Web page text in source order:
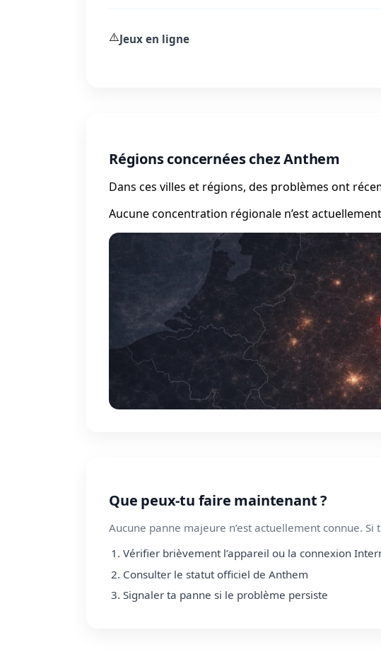
⚠️Jeux en ligne
Régions concernées chez Anthem
Dans ces villes et régions, des problèmes ont
Aucune concentration régionale n’est
Que peux-tu faire maintenant ?
Aucune panne majeure n’est actuellement connue.
Vérifier brièvement l’appareil ou la connexion
Consulter le statut officiel de Anthem
Signaler ta panne si le problème persiste